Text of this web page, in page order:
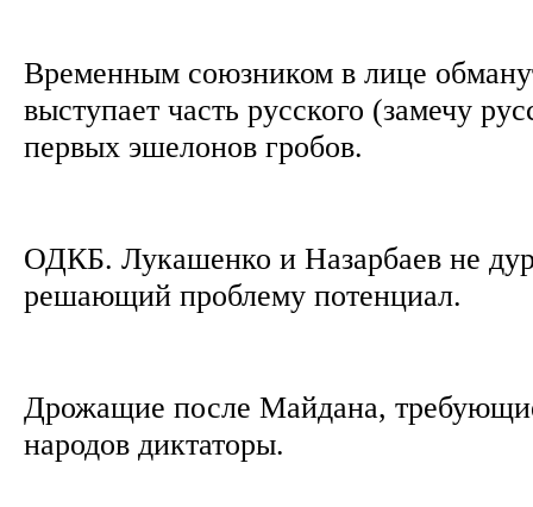
Временным союзником в лице
выступает часть русского (замечу
первых эшелонов гробов.
ОДКБ. Лукашенко и Назарбаев не
решающий проблему потенциал.
Дрожащие после Майдана,
народов диктаторы.